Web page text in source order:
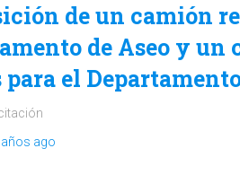
de un camión
de Aseo y
para el
ago